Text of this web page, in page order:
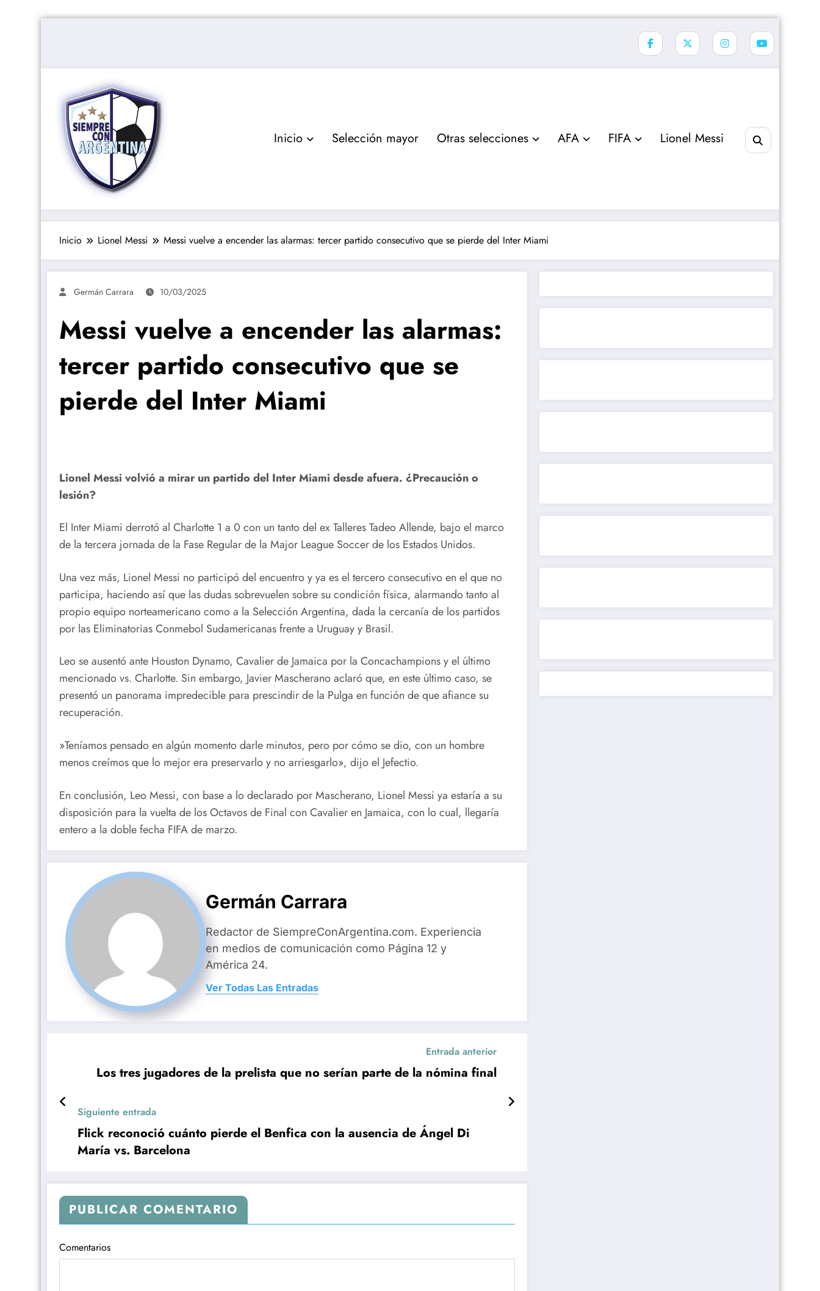
Inicio Selección mayor Otras selecciones AFA FIFA Lionel Messi
Inicio Lionel Messi Messi vuelve a encender las alarmas: tercer partido consecutivo que se pierde del Inter Miami
Germán Carrara 10/03/2025
Messi vuelve a encender las alarmas:
tercer partido consecutivo que se
pierde del Inter Miami
Lionel Messi volvió a mirar un partido del Inter Miami desde afuera. ¿Precaución o
lesión?
El Inter Miami derrotó al Charlotte 1 a 0 con un tanto del ex Talleres Tadeo Allende, bajo el marco
de la tercera jornada de la Fase Regular de la Major League Soccer de los Estados Unidos.
Una vez más, Lionel Messi no participó del encuentro y ya es el tercero consecutivo en el que no
participa, haciendo así que las dudas sobrevuelen sobre su condición física, alarmando tanto al
propio equipo norteamericano como a la Selección Argentina, dada la cercanía de los partidos
por las Eliminatorias Conmebol Sudamericanas frente a Uruguay y Brasil.
Leo se ausentó ante Houston Dynamo, Cavalier de Jamaica por la Concachampions y el último
mencionado vs. Charlotte. Sin embargo, Javier Mascherano aclaró que, en este último caso, se
presentó un panorama impredecible para prescindir de la Pulga en función de que afiance su
recuperación.
»Teníamos pensado en algún momento darle minutos, pero por cómo se dio, con un hombre
menos creímos que lo mejor era preservarlo y no arriesgarlo», dijo el Jefectio.
En conclusión, Leo Messi, con base a lo declarado por Mascherano, Lionel Messi ya estaría a su
disposición para la vuelta de los Octavos de Final con Cavalier en Jamaica, con lo cual, llegaría
entero a la doble fecha FIFA de marzo.
Germán Carrara
Redactor de SiempreConArgentina.com. Experiencia
en medios de comunicación como Página 12 y
América 24.
Ver Todas Las Entradas
Entrada anterior
Los tres jugadores de la prelista que no serían parte de la nómina final
Siguiente entrada
Flick reconoció cuánto pierde el Benfica con la ausencia de Ángel Di
María vs. Barcelona
PUBLICAR COMENTARIO
Comentarios